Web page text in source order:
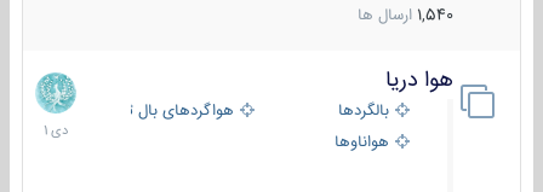
1,540 ارسال ها
هوا دریا
بالگردها
هواگردهای بال ثابت
هواناوها
12
دی
1401